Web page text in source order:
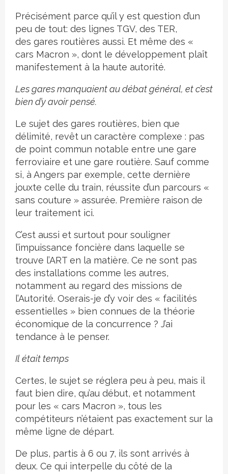
Précisément parce qu’il y est question d’un
peu de tout: des lignes TGV, des TER,
des gares routières aussi. Et même des «
cars Macron », dont le développement plaît
manifestement à la haute autorité.
Les gares manquaient au débat général, et c’est
bien d’y avoir pensé.
Le sujet des gares routières, bien que
délimité, revêt un caractère complexe : pas
de point commun notable entre une gare
ferroviaire et une gare routière. Sauf comme
si, à Angers par exemple, cette dernière
jouxte celle du train, réussite d’un parcours «
sans couture » assurée. Première raison de
leur traitement ici.
C’est aussi et surtout pour souligner
l’impuissance foncière dans laquelle se
trouve l’ART en la matière. Ce ne sont pas
des installations comme les autres,
notamment au regard des missions de
l’Autorité. Oserais-je d’y voir des « facilités
essentielles » bien connues de la théorie
économique de la concurrence ? J’ai
tendance à le penser.
Il était temps
Certes, le sujet se réglera peu à peu, mais il
faut bien dire, qu’au début, et notamment
pour les « cars Macron », tous les
compétiteurs n’étaient pas exactement sur la
même ligne de départ.
De plus, partis à 6 ou 7, ils sont arrivés à
deux. Ce qui interpelle du côté de la